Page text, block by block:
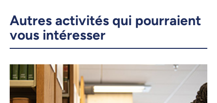
Autres activités qui pourraient
vous intéresser